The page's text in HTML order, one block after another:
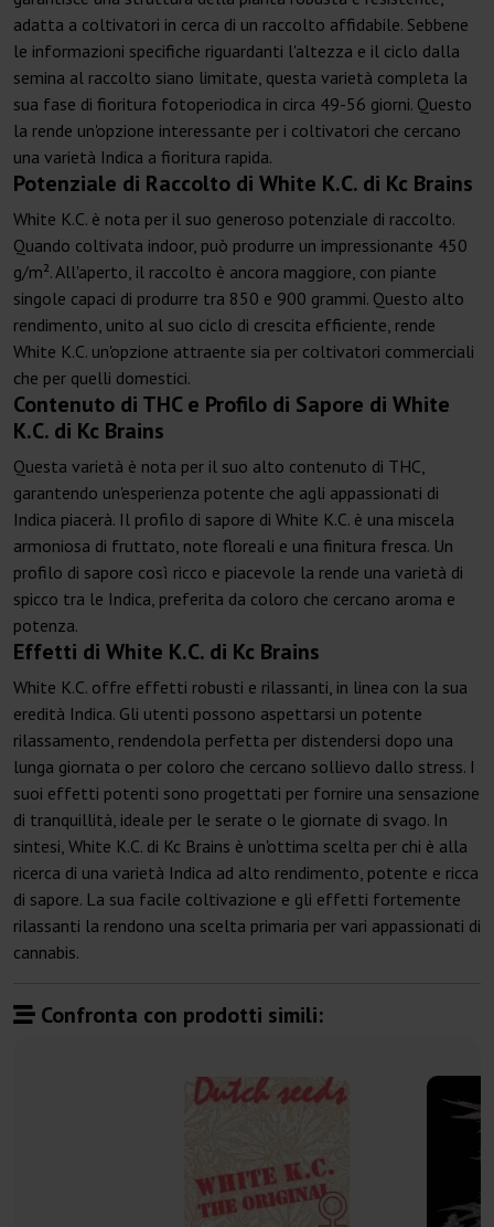
adatta a coltivatori in cerca di un raccolto affidabile. Sebbene
le informazioni specifiche riguardanti l'altezza e il ciclo dalla
semina al raccolto siano limitate, questa varietà completa la
sua fase di fioritura fotoperiodica in circa 49-56 giorni. Questo
la rende un'opzione interessante per i coltivatori che cercano
una varietà Indica a fioritura rapida.
Potenziale di Raccolto di White K.C. di Kc Brains
White K.C. è nota per il suo generoso potenziale di raccolto.
Quando coltivata indoor, può produrre un impressionante 450
g/m². All'aperto, il raccolto è ancora maggiore, con piante
singole capaci di produrre tra 850 e 900 grammi. Questo alto
rendimento, unito al suo ciclo di crescita efficiente, rende
White K.C. un'opzione attraente sia per coltivatori commerciali
che per quelli domestici.
Contenuto di THC e Profilo di Sapore di White
K.C. di Kc Brains
Questa varietà è nota per il suo alto contenuto di THC,
garantendo un'esperienza potente che agli appassionati di
Indica piacerà. Il profilo di sapore di White K.C. è una miscela
armoniosa di fruttato, note floreali e una finitura fresca. Un
profilo di sapore così ricco e piacevole la rende una varietà di
spicco tra le Indica, preferita da coloro che cercano aroma e
potenza.
Effetti di White K.C. di Kc Brains
White K.C. offre effetti robusti e rilassanti, in linea con la sua
eredità Indica. Gli utenti possono aspettarsi un potente
rilassamento, rendendola perfetta per distendersi dopo una
lunga giornata o per coloro che cercano sollievo dallo stress. I
suoi effetti potenti sono progettati per fornire una sensazione
di tranquillità, ideale per le serate o le giornate di svago. In
sintesi, White K.C. di Kc Brains è un'ottima scelta per chi è alla
ricerca di una varietà Indica ad alto rendimento, potente e ricca
di sapore. La sua facile coltivazione e gli effetti fortemente
rilassanti la rendono una scelta primaria per vari appassionati di
cannabis.
Confronta con prodotti simili: